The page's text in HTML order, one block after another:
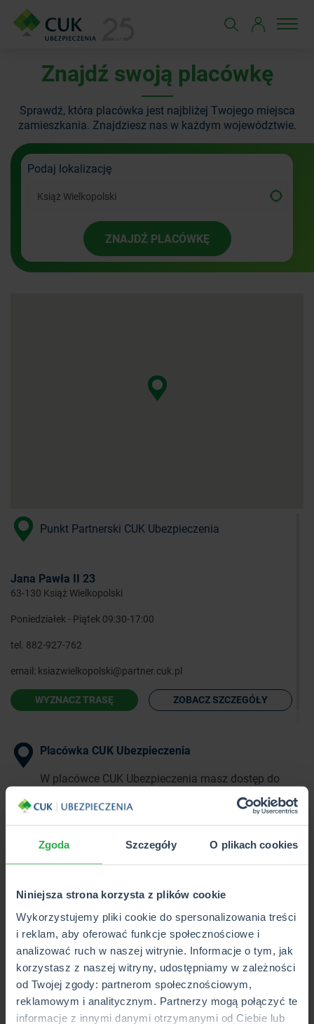
Zgoda Szczegóły O plikach cookies
Niniejsza strona korzysta z plików cookie
Wykorzystujemy pliki cookie do spersonalizowania treści
i reklam, aby oferować funkcje społecznościowe i
analizować ruch w naszej witrynie. Informacje o tym, jak
korzystasz z naszej witryny, udostępniamy w zależności
od Twojej zgody: partnerom społecznościowym,
reklamowym i analitycznym. Partnerzy mogą połączyć te
informacje z innymi danymi otrzymanymi od Ciebie lub
Znajdź swoją placówkę
Sprawdź, która placówka jest najbliżej Twojego miejsca
zamieszkania. Znajdziesz nas w każdym województwie.
Podaj lokalizację
ZNAJDŹ PLACÓWKĘ
Punkt Partnerski CUK Ubezpieczenia
Jana Pawła II 23
63-130 Książ Wielkopolski
Poniedziałek - Piątek 09:30-17:00
tel. 882-927-762
email: ksiazwielkopolski@partner.cuk.pl
WYZNACZ TRASĘ ZOBACZ SZCZEGÓŁY
Placówka CUK Ubezpieczenia
W placówce CUK Ubezpieczenia masz dostęp do
ubezpieczeniowych w 1 miejscu.
Punkt Partnerski CUK Ubezpieczenia
i kupisz wybrane produkty z pełnej oferty CUK.
Wkrótce otwarcie
Placówka lub Punkt Partnerski CUK Ubezpieczenia,
który wkrótce będzie otwarty.